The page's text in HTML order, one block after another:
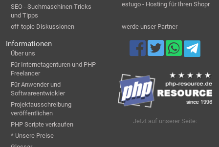
SEO - Suchmaschinen Tricks
und Tipps
off-topic Diskussionen
estugo - Hosting für Ihren Shopr
werde unser Partner
Informationen
Über uns
Für Internetagenturen und PHP-
Freelancer
Für Anwender und
Softwareentwickler
Projektausschreibung
veröffentlichen
PHP Scripte verkaufen
* Unsere Preise
Jetzt auf unserer Seite: